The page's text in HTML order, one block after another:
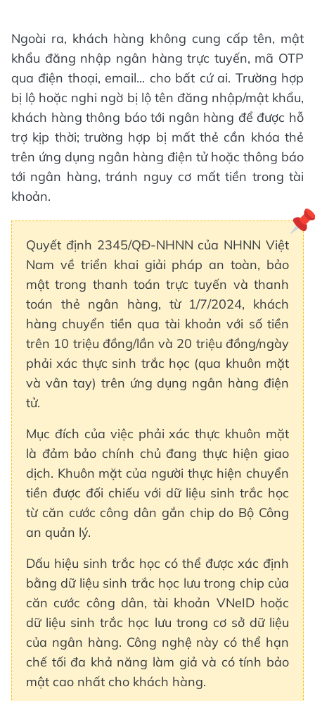
Ngoài ra, khách hàng không cung cấp tên, mật
khẩu đăng nhập ngân hàng trực tuyến, mã OTP
qua điện thoại, email... cho bất cứ ai. Trường hợp
bị lộ hoặc nghi ngờ bị lộ tên đăng nhập/mật khẩu,
khách hàng thông báo tới ngân hàng để được hỗ
trợ kịp thời; trường hợp bị mất thẻ cần khóa thẻ
trên ứng dụng ngân hàng điện tử hoặc thông báo
tới ngân hàng, tránh nguy cơ mất tiền trong tài
khoản.
Quyết định 2345/QĐ-NHNN của NHNN Việt
Nam về triển khai giải pháp an toàn, bảo
mật trong thanh toán trực tuyến và thanh
toán thẻ ngân hàng, từ 1/7/2024, khách
hàng chuyển tiền qua tài khoản với số tiền
trên 10 triệu đồng/lần và 20 triệu đồng/ngày
phải xác thực sinh trắc học (qua khuôn mặt
và vân tay) trên ứng dụng ngân hàng điện
tử.
Mục đích của việc phải xác thực khuôn mặt
là đảm bảo chính chủ đang thực hiện giao
dịch. Khuôn mặt của người thực hiện chuyển
tiền được đối chiếu với dữ liệu sinh trắc học
từ căn cước công dân gắn chip do Bộ Công
an quản lý.
Dấu hiệu sinh trắc học có thể được xác định
bằng dữ liệu sinh trắc học lưu trong chip của
căn cước công dân, tài khoản VNeID hoặc
dữ liệu sinh trắc học lưu trong cơ sở dữ liệu
của ngân hàng. Công nghệ này có thể hạn
chế tối đa khả năng làm giả và có tính bảo
mật cao nhất cho khách hàng.